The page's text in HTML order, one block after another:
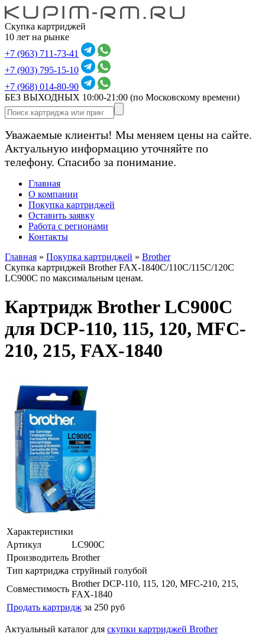
Скупка картриджей
10 лет на рынке
+7 (963) 711-73-41
+7 (903) 795-15-10
+7 (968) 014-80-90
БЕЗ ВЫХОДНЫХ 10:00-21:00 (по Московскому времени)
Уважаемые клиенты! Мы меняем цены на сайте.
Актуальную информацию уточняйте по
телефону. Спасибо за понимание.
Главная
О компании
Покупка картриджей
Оставить заявку
Работа с регионами
Контакты
Главная » Покупка картриджей » Brother
Скупка картриджей Brother FAX-1840C/110C/115C/120C
LC900C по максимальным ценам.
Картридж Brother LC900C
для DCP-110, 115, 120, MFC-
210, 215, FAX-1840
Характеристики
Артикул
LC900C
Производитель Brother
Тип картриджа струйный голубой
Совместимость
Brother DCP-110, 115, 120, MFC-210, 215,
FAX-1840
Продать картридж за 250 руб
Актуальный каталог для скупки картриджей Brother